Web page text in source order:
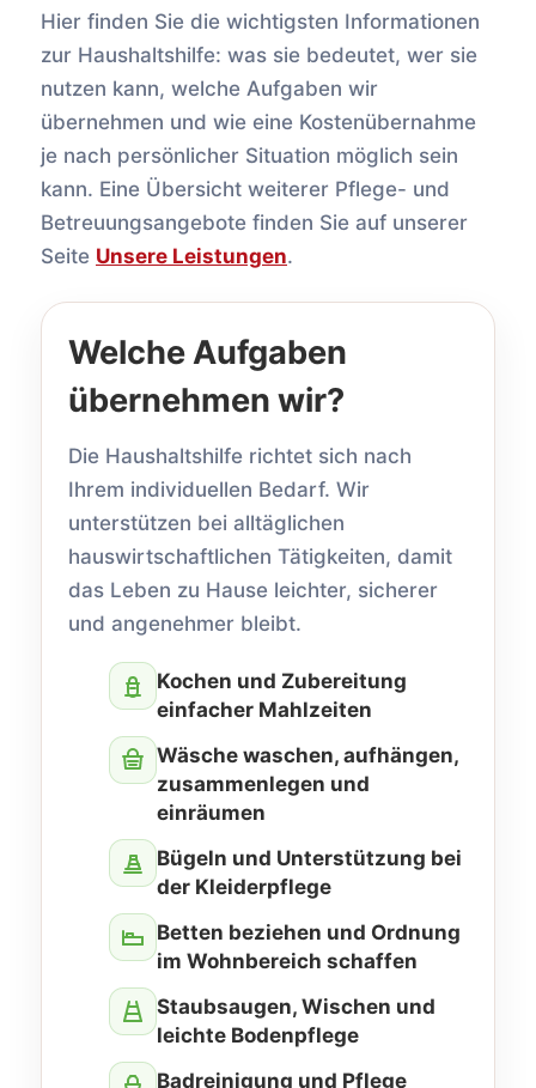
Hier finden Sie die wichtigsten Informationen
zur Haushaltshilfe: was sie bedeutet, wer sie
nutzen kann, welche Aufgaben wir
übernehmen und wie eine Kostenübernahme
je nach persönlicher Situation möglich sein
kann. Eine Übersicht weiterer Pflege- und
Betreuungsangebote finden Sie auf unserer
Seite Unsere Leistungen.
Welche Aufgaben
übernehmen wir?
Die Haushaltshilfe richtet sich nach
Ihrem individuellen Bedarf. Wir
unterstützen bei alltäglichen
hauswirtschaftlichen Tätigkeiten, damit
das Leben zu Hause leichter, sicherer
und angenehmer bleibt.
Kochen und Zubereitung
einfacher Mahlzeiten
Wäsche waschen, aufhängen,
zusammenlegen und
einräumen
Bügeln und Unterstützung bei
der Kleiderpflege
Betten beziehen und Ordnung
im Wohnbereich schaffen
Staubsaugen, Wischen und
leichte Bodenpflege
Badreinigung und Pflege